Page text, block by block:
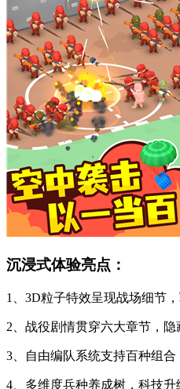
沉浸式体验亮点：
1、3D粒子特效呈现战场细节
2、战役剧情贯穿六大章节，
3、自由编队系统支持百种组
4、多维度兵种养成树，科技